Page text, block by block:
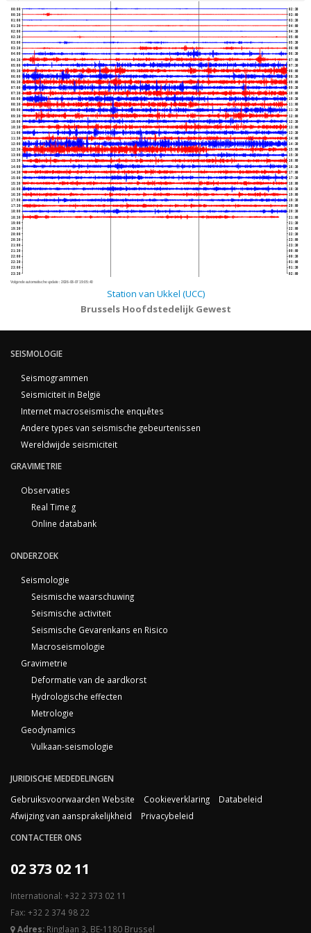
00:00
00:30
01:00
01:30
02:00
02:30
03:00
03:30
04:00
04:30
05:00
05:30
06:00
06:30
07:00
07:30
08:00
08:30
09:00
09:30
10:00
10:30
11:00
11:30
12:00
12:30
13:00
13:30
14:00
14:30
15:00
15:30
16:00
16:30
17:00
17:30
18:00
18:30
19:00
19:30
20:00
20:30
21:00
21:30
22:00
22:30
23:00
23:30
02:30
03:00
03:30
04:00
04:30
05:00
05:30
06:00
06:30
07:00
07:30
08:00
08:30
09:00
09:30
10:00
10:30
11:00
11:30
12:00
12:30
13:00
13:30
14:00
14:30
15:00
15:30
16:00
16:30
17:00
17:30
18:00
18:30
19:00
19:30
20:00
20:30
21:00
21:30
22:00
22:30
23:00
23:30
00:00
00:30
01:00
01:30
02:00
Volgende automatische update : 2026-08-07 19:05:40
Station van Ukkel (UCC)
Brussels Hoofdstedelijk Gewest
SEISMOLOGIE
Seismogrammen
Seismiciteit in België
Internet macroseismische enquêtes
Andere types van seismische gebeurtenissen
Wereldwijde seismiciteit
GRAVIMETRIE
Observaties
Real Time g
Online databank
ONDERZOEK
Seismologie
Seismische waarschuwing
Seismische activiteit
Seismische Gevarenkans en Risico
Macroseismologie
Gravimetrie
Deformatie van de aardkorst
Hydrologische effecten
Metrologie
Geodynamics
Vulkaan-seismologie
JURIDISCHE MEDEDELINGEN
Gebruiksvoorwaarden Website
Cookieverklaring
Databeleid
Afwijzing van aansprakelijkheid
Privacybeleid
CONTACTEER ONS
02 373 02 11
International: +32 2 373 02 11
Fax: +32 2 374 98 22
Adres: Ringlaan 3, BE-1180 Brussel